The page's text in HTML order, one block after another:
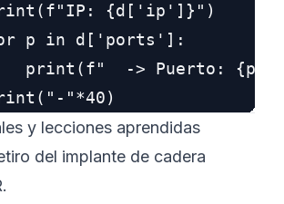
{d['ip']}")
p in d['ports']:
print(f"  -> Puerto:
y lecciones aprendidas
del implante de cadera